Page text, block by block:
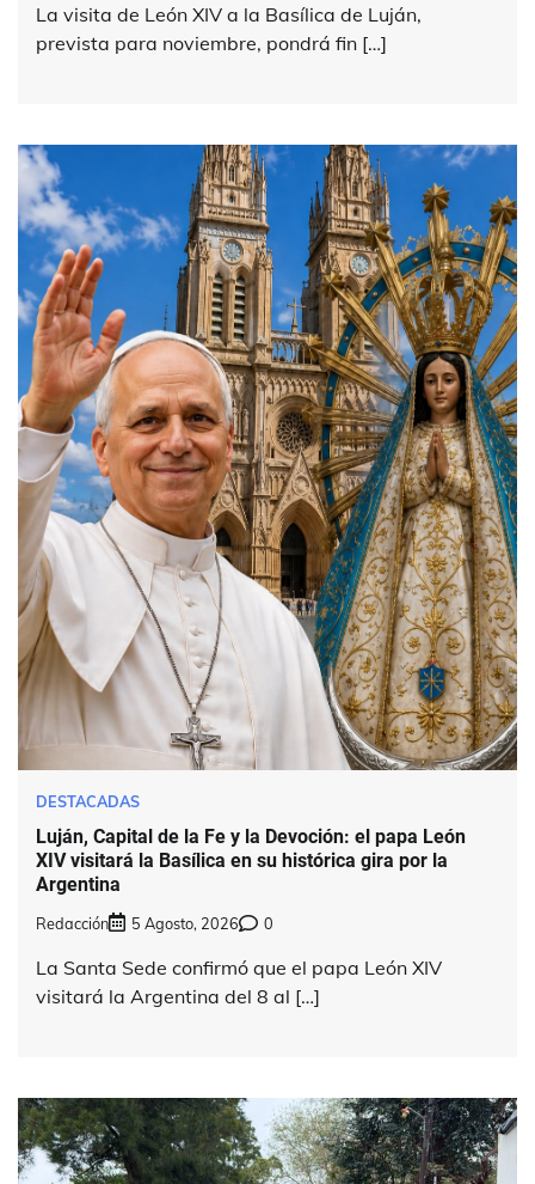
La visita de León XIV a la Basílica de Luján,
prevista para noviembre, pondrá fin […]
DESTACADAS
Luján, Capital de la Fe y la Devoción: el papa León
XIV visitará la Basílica en su histórica gira por la
Argentina
Redacción 5 Agosto, 2026 0
La Santa Sede confirmó que el papa León XIV
visitará la Argentina del 8 al […]